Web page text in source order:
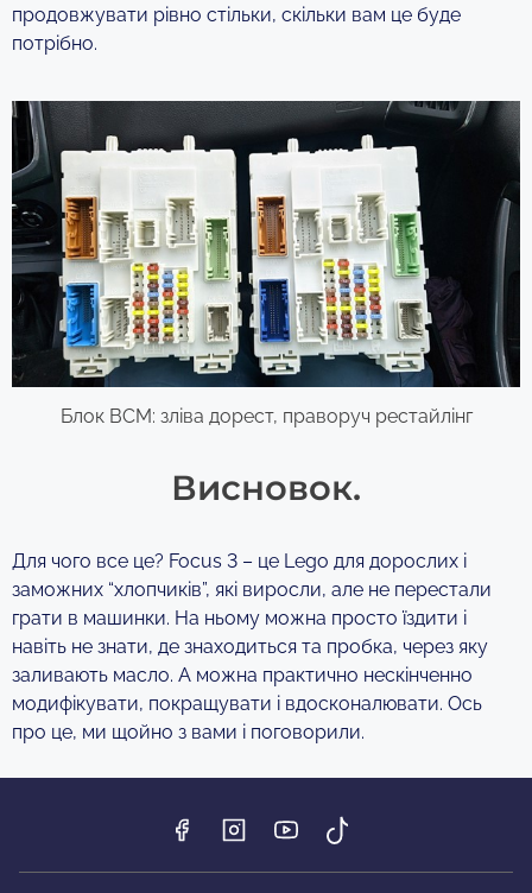
продовжувати рівно стільки, скільки вам це буде
потрібно.
Блок ВСМ: зліва дорест, праворуч рестайлінг
Висновок.
Для чого все це? Focus 3 – це Lego для дорослих і
заможних “хлопчиків”, які виросли, але не перестали
грати в машинки. На ньому можна просто їздити і
навіть не знати, де знаходиться та пробка, через яку
заливають масло. А можна практично нескінченно
модифікувати, покращувати і вдосконалювати. Ось
про це, ми щойно з вами і поговорили.